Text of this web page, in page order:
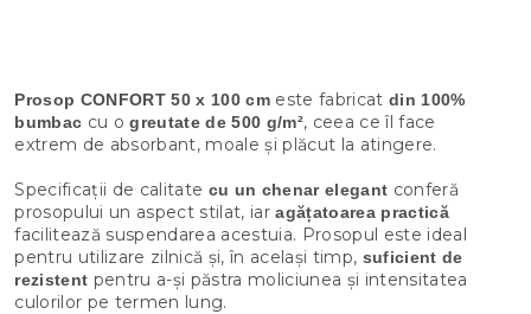
Prosop CONFORT 50 x 100 cmeste fabricat din 100%
bumbac cu ogreutate de 500 g/m², ceea ce îl face
extrem de absorbant, moale și plăcut la atingere.
Specificații de calitate cu un chenar elegant conferă
prosopului un aspect stilat, iaragățatoarea practică
facilitează suspendarea acestuia. Prosopul este ideal
pentru utilizare zilnică și, în același timp, suficient de
rezistent pentru a-și păstra moliciunea și intensitatea
culorilor pe termen lung.